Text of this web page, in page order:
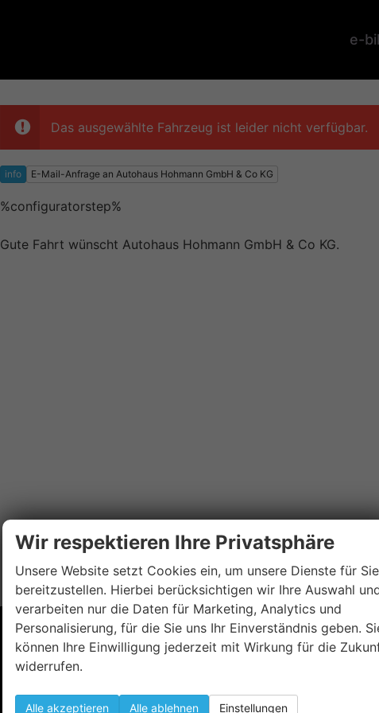
e-
Das ausgewählte Fahrzeug ist leider nicht verfügbar.
info E-Mail-Anfrage an Autohaus Hohmann GmbH & Co KG
%configuratorstep%
Gute Fahrt wünscht Autohaus Hohmann GmbH & Co KG.
Wir respektieren Ihre Privatsphäre
Unsere Website setzt Cookies ein, um unsere Dienste für Sie
bereitzustellen. Hierbei berücksichtigen wir Ihre Auswahl
verarbeiten nur die Daten für Marketing, Analytics und
Personalisierung, für die Sie uns Ihr Einverständnis geben.
können Ihre Einwilligung jederzeit mit Wirkung für die
widerrufen.
Alle akzeptieren Alle ablehnen Einstellungen